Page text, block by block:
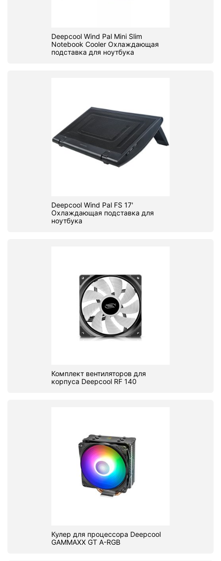
Deepcool Wind Pal Mini Slim
Notebook Cooler Охлаждающая
подставка для ноутбука
Deepcool Wind Pal FS 17'
Охлаждающая подставка для
ноутбука
Комплект вентиляторов для
корпуса Deepcool RF 140
Кулер для процессора Deepcool
GAMMAXX GT A-RGB